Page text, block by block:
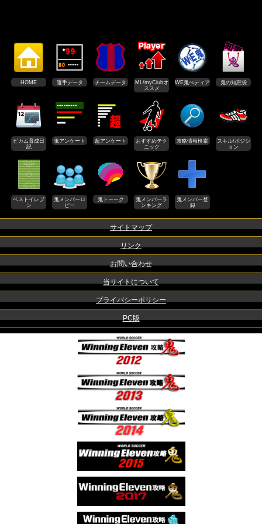
HOME 選手データ チームデータ
ML/myClubオ
ススメ
WE鬼ぺディア 鬼の知恵袋
ビカム育成日
記
鬼アンケート 超アンケート
おすすめテク
ニック
攻略情報検索
スキル/ポジシ
ョン
ベストイレブ
ン
鬼メンバーロ
ビー
鬼トーーク
鬼メンバーラ
ンキング
鬼メンバー登
録
サイトマップ
リンク
お問い合わせ
当サイトについて
プライバシーポリシー
PC版